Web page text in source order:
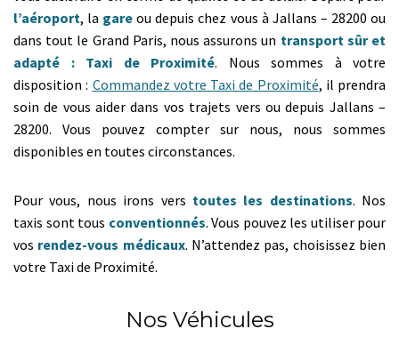
l’aéroport, la gare ou depuis chez vous à Jallans – 28200 ou
dans tout le Grand Paris, nous assurons un transport sûr et
adapté : Taxi de Proximité. Nous sommes à votre
disposition : Commandez votre Taxi de Proximité, il prendra
soin de vous aider dans vos trajets vers ou depuis Jallans –
28200. Vous pouvez compter sur nous, nous sommes
disponibles en toutes circonstances.
Pour vous, nous irons vers toutes les destinations. Nos
taxis sont tous conventionnés. Vous pouvez les utiliser pour
vos rendez-vous médicaux. N’attendez pas, choisissez bien
votre Taxi de Proximité.
Nos Véhicules